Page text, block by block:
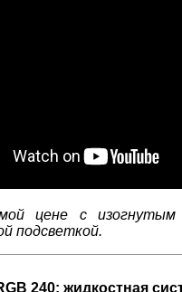
цене с изогнутым
подсветкой.
240: жидкостная